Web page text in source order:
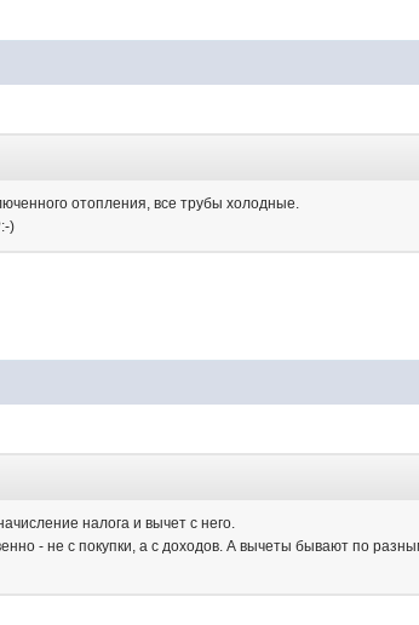
отопления, все трубы холодные.
)
налога и вычет с него.
- не с покупки, а с доходов. А вычеты бывают по